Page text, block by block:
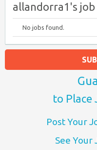
allandorra1's
No jobs found.
to Place
Post Your
See Your